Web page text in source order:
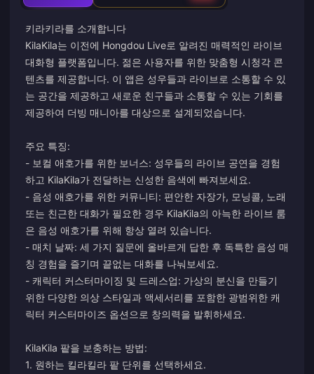
키라키라를 소개합니다
KilaKila는 이전에 Hongdou Live로 알려진 매력적인 라이브
대화형 플랫폼입니다. 젊은 사용자를 위한 맞춤형 시청각 콘
텐츠를 제공합니다. 이 앱은 성우들과 라이브로 소통할 수 있
는 공간을 제공하고 새로운 친구들과 소통할 수 있는 기회를
제공하여 더빙 매니아를 대상으로 설계되었습니다.
주요 특징:
- 보컬 애호가를 위한 보너스: 성우들의 라이브 공연을 경험
하고 KilaKila가 전달하는 신성한 음색에 빠져보세요.
- 음성 애호가를 위한 커뮤니티: 편안한 자장가, 모닝콜, 노래
또는 친근한 대화가 필요한 경우 KilaKila의 아늑한 라이브 룸
은 음성 애호가를 위해 항상 열려 있습니다.
- 매치 날짜: 세 가지 질문에 올바르게 답한 후 독특한 음성 매
칭 경험을 즐기며 끝없는 대화를 나눠보세요.
- 캐릭터 커스터마이징 및 드레스업: 가상의 분신을 만들기
위한 다양한 의상 스타일과 액세서리를 포함한 광범위한 캐
릭터 커스터마이즈 옵션으로 창의력을 발휘하세요.
KilaKila 팥을 보충하는 방법:
1. 원하는 킬라킬라 팥 단위를 선택하세요.